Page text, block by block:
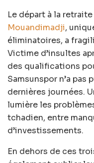
Le départ à la
Mouandimadji,
éliminatoires, a
Victime d’insultes
des qualifications
Samsunspor n’a pas
dernières journées.
lumière les
tchadien, entre
d’investissements.
En dehors de ces